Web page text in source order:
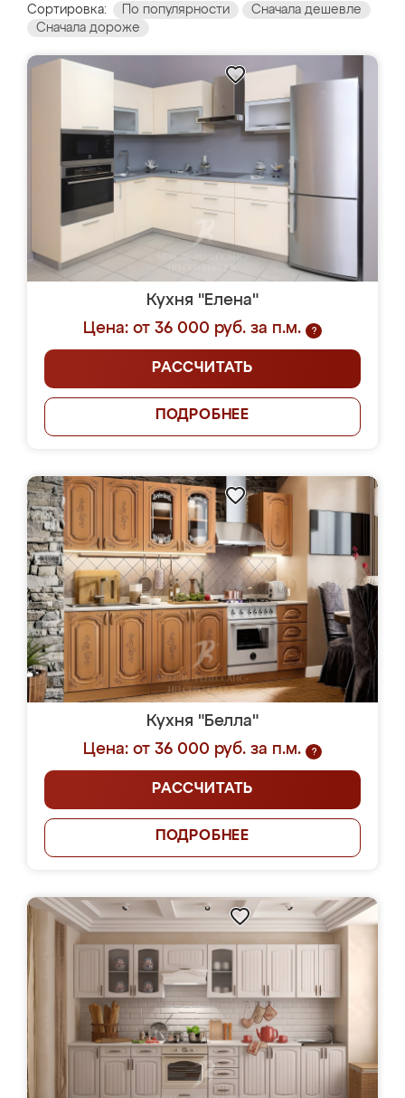
Сортировка: По популярности
Сначала дешевле
Сначала дороже
Кухня "Елена"
Цена: от 36 000 руб. за п.м.
?
РАССЧИТАТЬ
ПОДРОБНЕЕ
Кухня "Белла"
Цена: от 36 000 руб. за п.м.
?
РАССЧИТАТЬ
ПОДРОБНЕЕ